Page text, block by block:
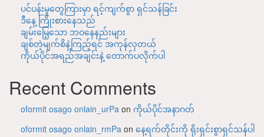
ပင်ပန်းမှုတွေကြားမှာ ရင့်ကျက်စွာ ရှင်သန်ခြင်း
ဒီနေ့ ကြိုးစားနေသည်
ချမ်းမြေ့သော ဘဝနေနည်းများ
ချစ်တဲ့မျက်စိနဲ့ကြည့်ရင် အကုန်လှတယ်
ကိုယ်ပိုင်အရည်အချင်းနဲ့ တောက်ပလိုက်ပါ
Recent Comments
oformit osago onlain_urPa on ကိုယ်ပိုင်အနာဂတ်
oformit osago onlain_rmPa on နေ့ရက်တိုင်းကို ရိုးရှင်းစွာရှင်သန်ပါ